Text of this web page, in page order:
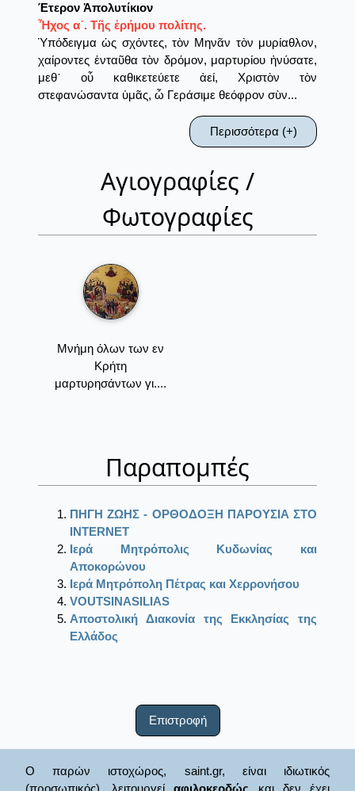
Έτερον Ἀπολυτίκιον
Ἦχος α´. Τῆς ἐρήμου πολίτης.
Ὑπόδειγμα ὡς σχόντες, τὸν Μηνᾶν τὸν μυρίαθλον,
χαίροντες ἐνταῦθα τὸν δρόμον, μαρτυρίου ἠνύσατε,
μεθ᾿ οὗ καθικετεύετε ἀεί, Χριστὸν τὸν
στεφανώσαντα ὑμᾶς, ὦ Γεράσιμε θεόφρον σὺν...
Περισσότερα (+)
Αγιογραφίες /
Φωτογραφίες
Μνήμη όλων των εν
Κρήτη
μαρτυρησάντων γι....
Παραπομπές
ΠΗΓΗ ΖΩΗΣ - ΟΡΘΟΔΟΞΗ ΠΑΡΟΥΣΙΑ ΣΤΟ
ΙΝΤΕRΝΕΤ
Ιερά Μητρόπολις Κυδωνίας και
Αποκορώνου
Ιερά Μητρόπολη Πέτρας και Χερρονήσου
VOUTSINASILIAS
Αποστολική Διακονία της Εκκλησίας της
Ελλάδος
Επιστροφή
Ο παρών ιστοχώρος, saint.gr, είναι ιδιωτικός
(προσωπικός), λειτουργείαφιλοκερδώς και δεν έχει